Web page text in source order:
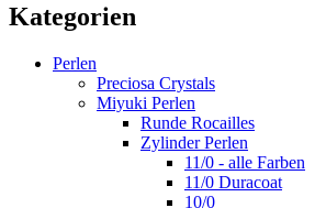
Kategorien
Perlen
Preciosa Crystals
Miyuki Perlen
Runde Rocailles
Zylinder Perlen
11/0 - alle Farben
11/0 Duracoat
10/0